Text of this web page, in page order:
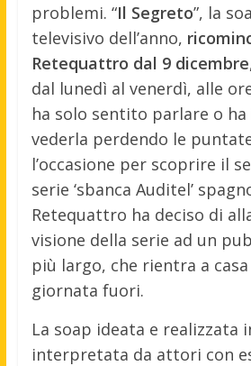
problemi. “Il Segreto”, la
televisivo dell’anno,
Retequattro dal 9 dicembre
dal lunedì al venerdì, alle
ha solo sentito parlare o
vederla perdendo le
l’occasione per scoprire il
serie ‘sbanca Auditel’
Retequattro ha deciso di
visione della serie ad un
più largo, che rientra a
giornata fuori.
La soap ideata e realizzata
interpretata da attori con